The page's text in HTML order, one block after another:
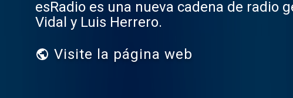
esRadio es una nueva cadena de radio
Vidal y Luis Herrero.
Visite la página web